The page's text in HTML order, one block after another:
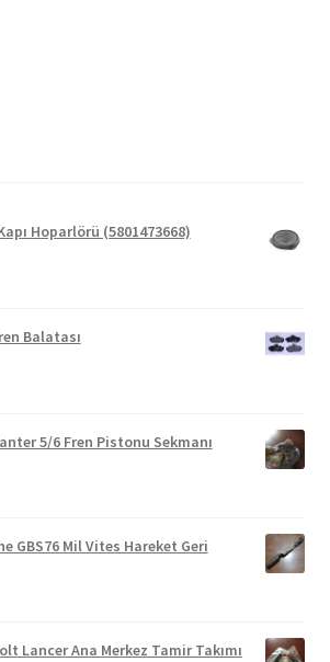
Hoparlörü (5801473668)
Balatası
5/6 Fren Pistonu Sekmanı
GBS76 Mil Vites Hareket Geri
Lancer Ana Merkez Tamir Takımı